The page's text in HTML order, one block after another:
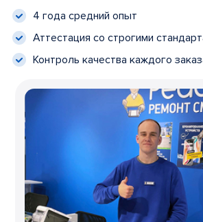
4 года средний опыт
Аттестация со строгими
Контроль качества каждого